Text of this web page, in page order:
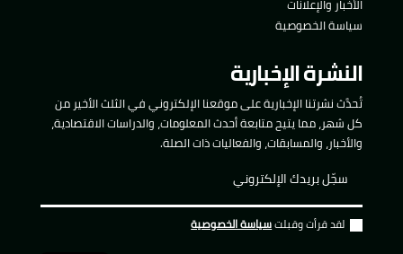
الأخبار والإعلانات
سياسة الخصوصية
النشرة الإخبارية
تُحدَّث نشرتنا الإخبارية على موقعنا الإلكتروني في الثلث الأخير من
كل شهر، مما يتيح متابعة أحدث المعلومات، والدراسات الاقتصادية،
والأخبار، والمسابقات، والفعاليات ذات الصلة.
لقد قرأت وقبلتسياسة الخصوصية